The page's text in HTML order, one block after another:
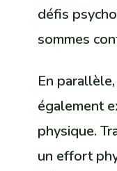
défis
sommes
En
également
physique.
un effort